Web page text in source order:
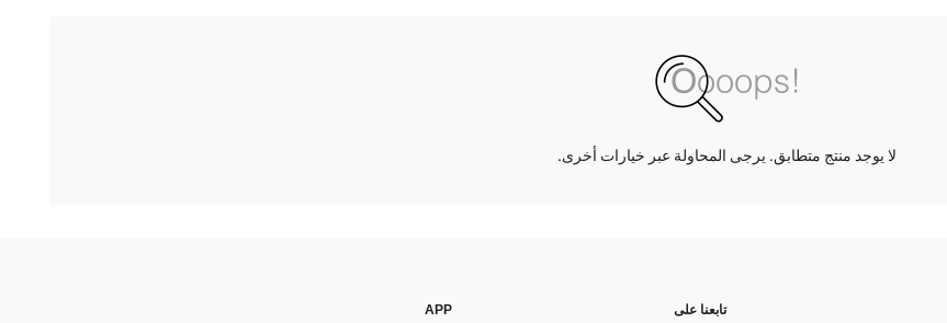
لا يوجد منتج متطابق. يرجى المحاولة عبر خيارات أخرى.
تابعنا على APP